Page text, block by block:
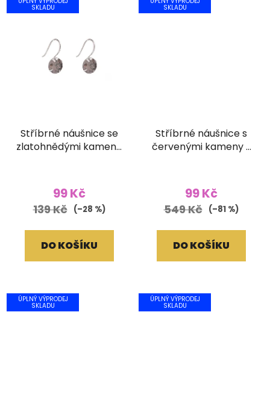
SKLADU
Stříbrné náušnice se
zlatohnědými kameny
99 Kč
139 Kč (–28 %)
DO KOŠÍKU
SKLADU
Stříbrné náušnice s
červenými kameny z
99 Kč
549 Kč (–81 %)
DO KOŠÍKU
ÚPLNÝ VÝPRODEJ
SKLADU
ÚPLNÝ VÝPRODEJ
SKLADU